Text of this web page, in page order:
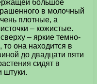
большое
в молочный
плотные, а
– кожистые.
– яркие темно-
она находится в
до двадцати пяти
сидят в
штуки.